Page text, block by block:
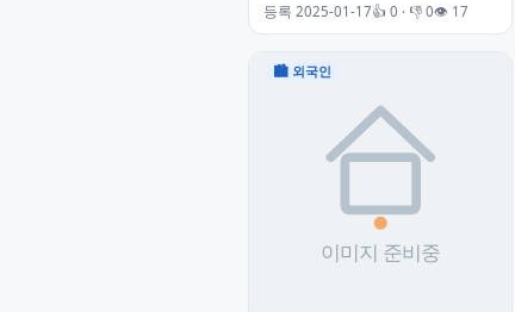
등록 2025-01-17👍 0 · 👎 0👁 17
🏙 외국인